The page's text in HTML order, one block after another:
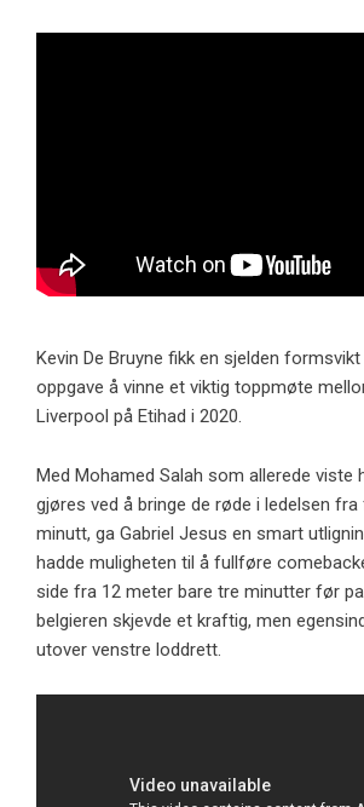
Kevin De Bruyne fikk en sjelden
oppgave å vinne et viktig toppmøte
Liverpool på Etihad i 2020.
Med Mohamed Salah som allerede viste
gjøres ved å bringe de røde i ledelsen fra
minutt, ga Gabriel Jesus en smart
hadde muligheten til å fullføre
side fra 12 meter bare tre minutter før
belgieren skjevde et kraftig, men
utover venstre loddrett.